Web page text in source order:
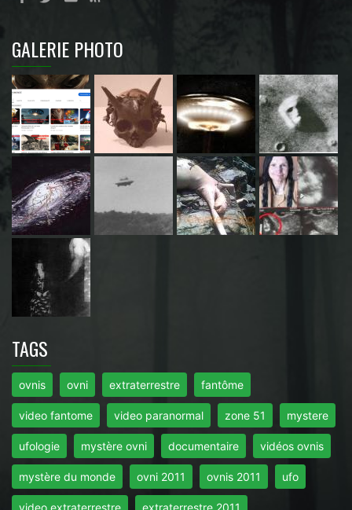
GALERIE PHOTO
TAGS
ovnis ovni extraterrestre fantôme
video fantome video paranormal zone 51 mystere
ufologie mystère ovni documentaire vidéos ovnis
mystère du monde ovni 2011 ovnis 2011 ufo
video extraterrestre extraterrestre 2011